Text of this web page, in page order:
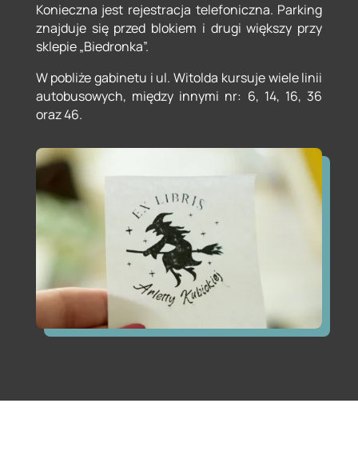
Konieczna jest rejestracja telefoniczna. Parking
znajduje się przed blokiem i drugi większy przy
sklepie „Biedronka”.
W pobliże gabinetu i ul. Witolda kursuje wiele linii
autobusowych, między innymi nr: 6, 14, 16, 36
oraz 46.